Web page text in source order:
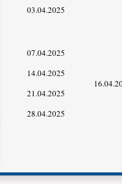
03.04.2025
07.04.2025
14.04.2025
21.04.2025
28.04.2025